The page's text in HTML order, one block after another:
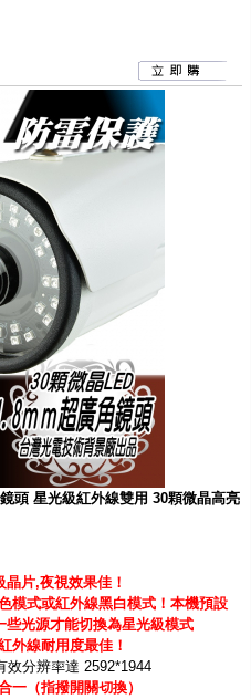
頭 星光級紅外線雙用 30顆微晶高亮
片,夜視效果佳！
模式或紅外線黑白模式！ 本機預設
光源才能切換為星光級模式
外線耐用度最佳！
分辨率達 2592*1944
一（指撥開關切換）